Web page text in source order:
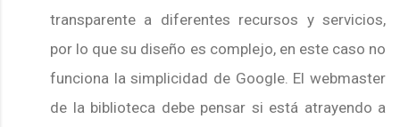
transparente a diferentes recursos y servicios,
por lo que su diseño es complejo, en este caso no
funciona la simplicidad de Google. El webmaster
de la biblioteca debe pensar si está atrayendo a